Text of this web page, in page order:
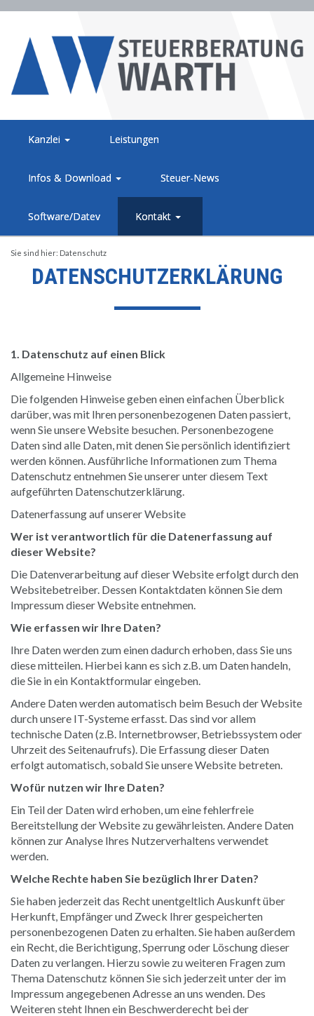
Kanzlei Leistungen
Infos & Download Steuer-News
Software/Datev Kontakt
Sie sind hier: Datenschutz
DATENSCHUTZERKLÄRUNG
1. Datenschutz auf einen Blick
Allgemeine Hinweise
Die folgenden Hinweise geben einen einfachen Überblick
darüber, was mit Ihren personenbezogenen Daten passiert,
wenn Sie unsere Website besuchen. Personenbezogene
Daten sind alle Daten, mit denen Sie persönlich identifiziert
werden können. Ausführliche Informationen zum Thema
Datenschutz entnehmen Sie unserer unter diesem Text
aufgeführten Datenschutzerklärung.
Datenerfassung auf unserer Website
Wer ist verantwortlich für die Datenerfassung auf
dieser Website?
Die Datenverarbeitung auf dieser Website erfolgt durch den
Websitebetreiber. Dessen Kontaktdaten können Sie dem
Impressum dieser Website entnehmen.
Wie erfassen wir Ihre Daten?
Ihre Daten werden zum einen dadurch erhoben, dass Sie uns
diese mitteilen. Hierbei kann es sich z.B. um Daten handeln,
die Sie in ein Kontaktformular eingeben.
Andere Daten werden automatisch beim Besuch der Website
durch unsere IT-Systeme erfasst. Das sind vor allem
technische Daten (z.B. Internetbrowser, Betriebssystem oder
Uhrzeit des Seitenaufrufs). Die Erfassung dieser Daten
erfolgt automatisch, sobald Sie unsere Website betreten.
Wofür nutzen wir Ihre Daten?
Ein Teil der Daten wird erhoben, um eine fehlerfreie
Bereitstellung der Website zu gewährleisten. Andere Daten
können zur Analyse Ihres Nutzerverhaltens verwendet
werden.
Welche Rechte haben Sie bezüglich Ihrer Daten?
Sie haben jederzeit das Recht unentgeltlich Auskunft über
Herkunft, Empfänger und Zweck Ihrer gespeicherten
personenbezogenen Daten zu erhalten. Sie haben außerdem
ein Recht, die Berichtigung, Sperrung oder Löschung dieser
Daten zu verlangen. Hierzu sowie zu weiteren Fragen zum
Thema Datenschutz können Sie sich jederzeit unter der im
Impressum angegebenen Adresse an uns wenden. Des
Weiteren steht Ihnen ein Beschwerderecht bei der